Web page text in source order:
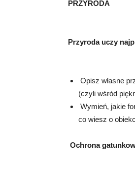
PRZYRODA
Przyroda uczy
Opisz własne
(czyli wśród
Wymień, jakie
co wiesz o
Ochrona